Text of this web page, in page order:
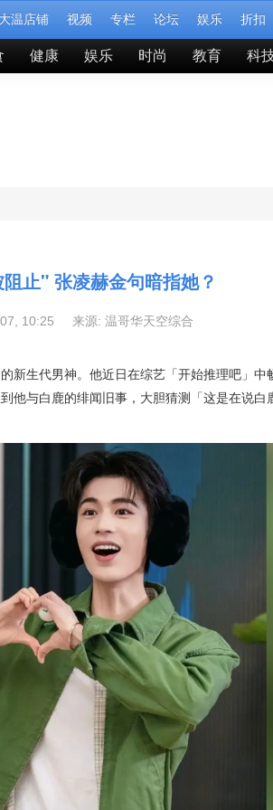
温店铺 视频 专栏 论坛 娱乐 折扣
健康 娱乐 时尚 教育 科
止" 张凌赫金句暗指她？
07, 10:25 来源: 温哥华天空综合
新生代男神。他近日在综艺「开始推理吧」
他与白鹿的绯闻旧事，大胆猜测「这是在说白